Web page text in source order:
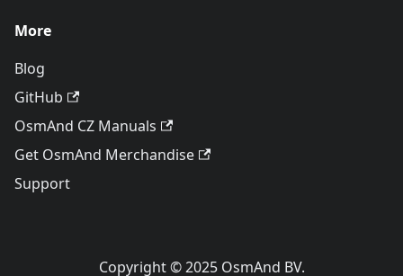
More
Blog
GitHub
OsmAnd CZ Manuals
Get OsmAnd Merchandise
Support
Copyright © 2025 OsmAnd BV.